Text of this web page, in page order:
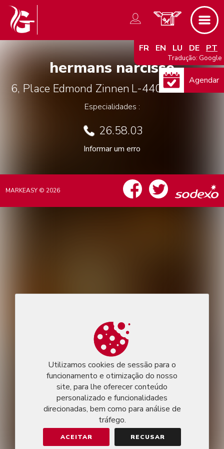
FR EN LU DE PT
Tradução: Google
hermans narcisse
6, Place Edmond Zinnen L-4405 Soleuvre
Especialidades :
26.58.03
Informar um erro
Agendar
Utilizamos cookies de sessão para o
funcionamento e otimização do nosso
site, para lhe oferecer conteúdo
personalizado e funcionalidades
direcionadas, bem como para análise de
tráfego.
ACEITAR RECUSAR
MARKEASY © 2026